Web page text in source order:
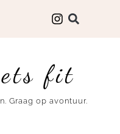
fit
Graag op avontuur.